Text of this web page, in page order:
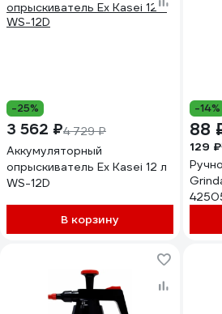
-25%
3 562 ₽4 729 ₽
Аккумуляторный
опрыскиватель Ex Kasei 12 л
WS-12D
В корзину
-14%
88
129 ₽